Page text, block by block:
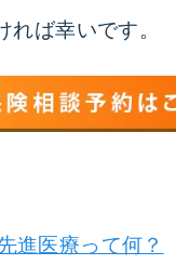
ば幸いです。
進医療って何？